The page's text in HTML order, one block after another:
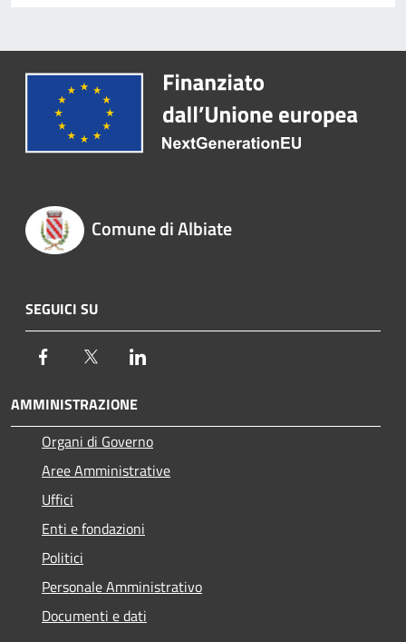
Comune di Albiate
SEGUICI SU
Facebook Twitter
AMMINISTRAZIONE
Organi di Governo
Aree Amministrative
Uffici
Enti e fondazioni
Politici
Personale Amministrativo
Documenti e dati